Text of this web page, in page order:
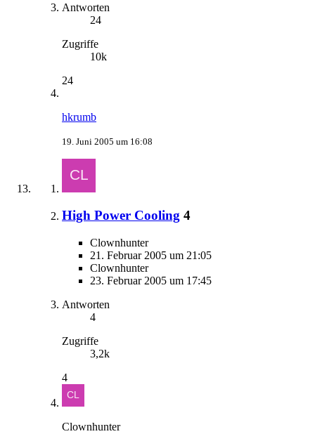
Antworten
24
Zugriffe
10k
24
hkrumb
19. Juni 2005 um 16:08
High Power Cooling 4
Clownhunter
21. Februar 2005 um 21:05
Clownhunter
23. Februar 2005 um 17:45
Antworten
4
Zugriffe
3,2k
4
Clownhunter